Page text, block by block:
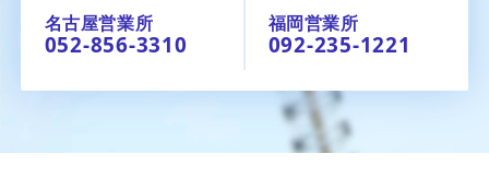
名古屋営業所
052-856-3310
福岡営業所
092-235-1221